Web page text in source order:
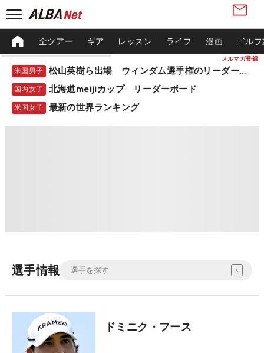
メルマガ登録
全ツアー ギア レッスン ライフ 漫画 ゴル
米国男子 松山英樹ら出場 ウィンダム選手権のリーダーボード
国内女子 北海道meijiカップ リーダーボード
米国女子 最新の世界ランキング
選手情報
ドミニク・フース